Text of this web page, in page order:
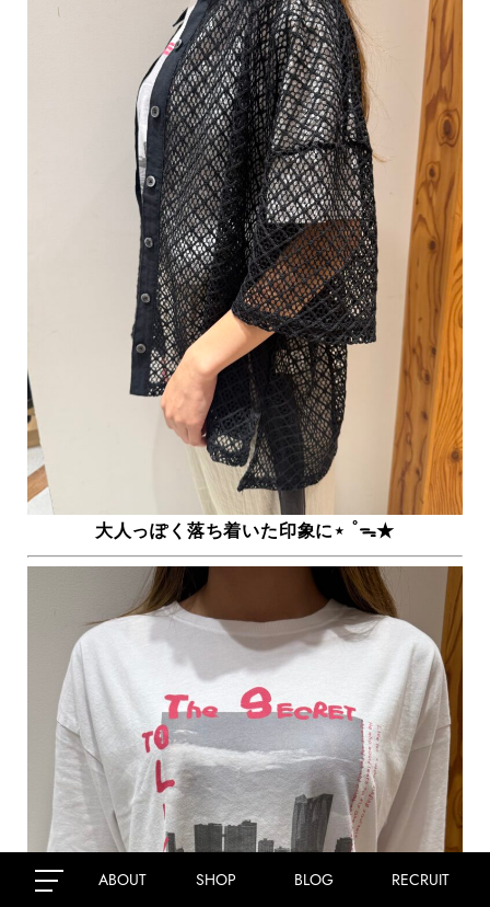
ABOUT SHOP BLOG RECRUIT
大人っぽく落ち着いた印象に‎⋆ ˚ᯓ★